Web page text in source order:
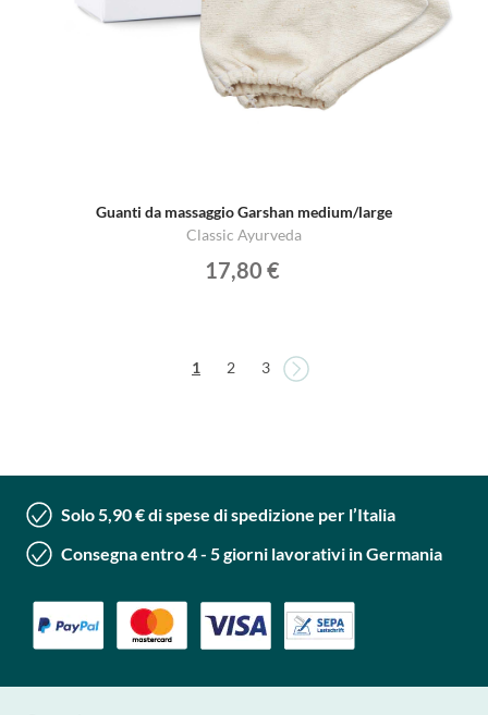
Guanti da massaggio Garshan medium/large
Classic Ayurveda
17,80 €
Attualmente stai leggendo la pagina
1 Pagina
2 Pagina
3
Solo 5,90 € di spese di spedizione per l’Italia
Consegna entro 4 - 5 giorni lavorativi in Germania